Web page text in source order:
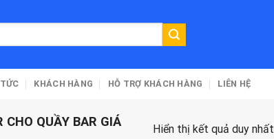
KHÁCH HÀNG HỖ TRỢ KHÁCH HÀNG LIÊN HỆ
QUẦY BAR GIÁ
Hiển thị kết quả duy nhất